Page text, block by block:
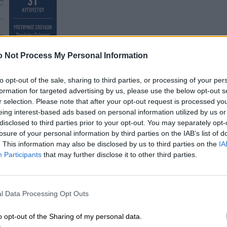
Not Process My Personal Information
opt-out of the sale, sharing to third parties, or processing of your
for targeted advertising by us, please use the below opt-out
selection. Please note that after your opt-out request is processed
interest-based ads based on personal information utilized by us
to third parties prior to your opt-out. You may separately
of your personal information by third parties on the IAB’s list of
This information may also be disclosed by us to third parties on the
Participants that may further disclose it to other third parties.
Data Processing Opt Outs
opt-out of the Sharing of my personal data.
Κατερίνα και τον Μανώλη, εμφανίστηκαν μπροστά
και μίλησαν για την Κρήτη, αλλά και για την
τα τελευταία χρόνια.